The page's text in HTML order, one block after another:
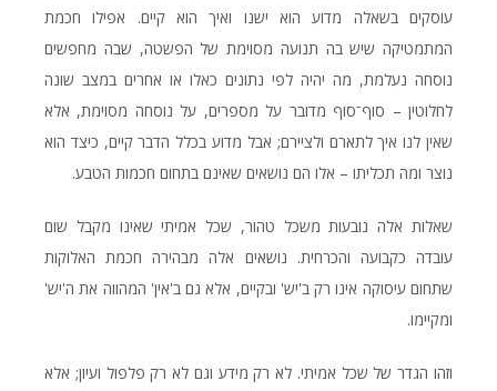
עוסקים בשאלה מדוע הוא ישנו ואיך הוא קיים. אפילו חכמת
המתמטיקה שיש בה תנועה מסוימת של הפשטה, שבה מחפשים
נוסחה נעלמת, מה יהיה לפי נתונים כאלו או אחרים במצב שונה
לחלוטין – סוף־סוף מדובר על מספרים, על נוסחה מסוימת, אלא
שאין לנו איך לתארם ולציירם; אבל מדוע בכלל הדבר קיים, כיצד הוא
נוצר ומה תכליתו – אלו הם נושאים שאינם בתחום חכמות הטבע.
שאלות אלה נובעות משכל טהור, שכל אמיתי שאינו מקבל שום
עובדה כקבועה והכרחית. נושאים אלה מבהירה חכמת האלוקות
שתחום עיסוקה אינו רק ב'יש' ובקיים, אלא גם ב'אין' המהווה את ה'יש'
ומקיימו.
וזהו הגדר של שכל אמיתי. לא רק מידע וגם לא רק פלפול ועיון; אלא